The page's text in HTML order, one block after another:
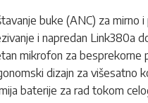
buke (ANC) za mirno
i napredan Link380a
mikrofon za besprekorne
dizajn za višesatno
baterije za rad tokom